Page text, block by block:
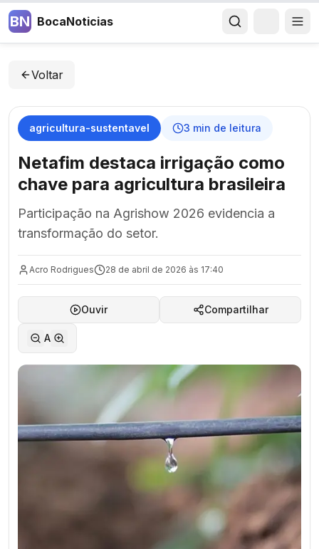
BN BocaNoticias
Voltar
agricultura-sustentavel 3 min de leitura
Netafim destaca irrigação como
chave para agricultura brasileira
Participação na Agrishow 2026 evidencia a
transformação do setor.
Acro Rodrigues 28 de abril de 2026 às 17:40
Ouvir Compartilhar
A